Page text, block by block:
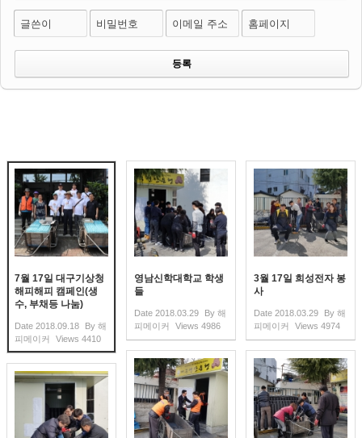
글쓴이 비밀번호 이메일 주소 홈페이지
7월 17일 대구기상청
해피해피 캠페인(생
수, 부채등 나눔)
Date 2018.09.18 By 해
피메이커
Views 4410
영남신학대학교 학생
들
Date 2018.03.29 By 해
피메이커
Views 4986
3월 17일 희성전자 봉
사
Date 2018.03.29 By 해
피메이커
Views 4974